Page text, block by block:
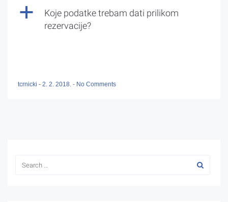
a
Koje podatke trebam dati prilikom
rezervacije?
tcrnicki - 2. 2. 2018. - No Comments